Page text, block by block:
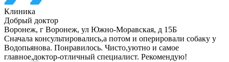
Клиника
Добрый доктор
Воронеж, г Воронеж, ул Южно-Моравская, д 15Б
Сначала консультировались,а потом и оперировали собаку у
Водопьянова. Понравилось. Чисто,уютно и самое
главное,доктор-отличный специалист. Рекомендую!